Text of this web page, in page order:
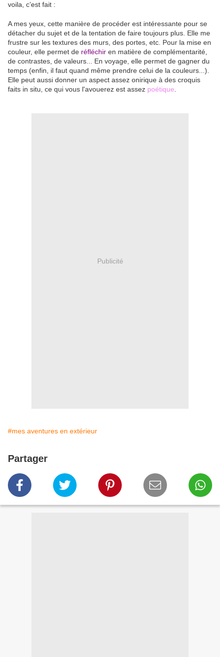
voila, c’est fait :
A mes yeux, cette manière de procéder est intéressante pour se
détacher du sujet et de la tentation de faire toujours plus. Elle me
frustre sur les textures des murs, des portes, etc. Pour la mise en
couleur, elle permet de réfléchir en matière de complémentarité,
de contrastes, de valeurs... En voyage, elle permet de gagner du
temps (enfin, il faut quand même prendre celui de la couleurs...).
Elle peut aussi donner un aspect assez onirique à des croquis
faits in situ, ce qui vous l'avouerez est assez poétique
Publicité
#mes aventures en extérieur
Partager